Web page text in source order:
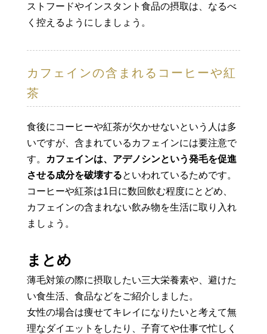
ストフードやインスタント食品の摂取は、なるべ
く控えるようにしましょう。
カフェインの含まれるコーヒーや紅
茶
食後にコーヒーや紅茶が欠かせないという人は多
いですが、含まれているカフェインには要注意で
す。
カフェインは、アデノシンという発毛を促進
させる成分を破壊するといわれているためです。
コーヒーや紅茶は1日に数回飲む程度にとどめ、
カフェインの含まれない飲み物を生活に取り入れ
ましょう。
まとめ
薄毛対策の際に摂取したい三大栄養素や、避けた
い食生活、食品などをご紹介しました。
女性の場合は痩せてキレイになりたいと考えて無
理なダイエットをしたり、子育てや仕事で忙しく